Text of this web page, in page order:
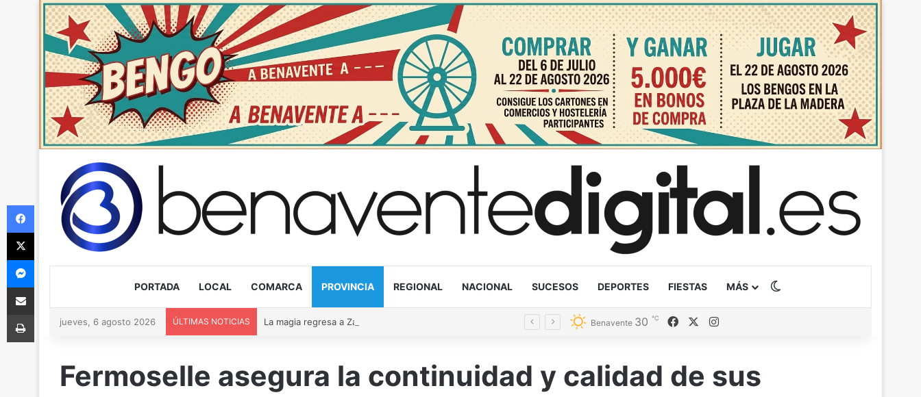
PORTADA LOCAL COMARCA PROVINCIA REGIONAL NACIONAL SUCESOS DEPORTES FIESTAS MÁS
jueves, 6 agosto 2026 ÚLTIMAS NOTICIAS Benavente 30 ℃ FacebookInstagram
Fermoselle asegura la continuidad y calidad de sus
Facebook
X
Messenger
Compartir via Email